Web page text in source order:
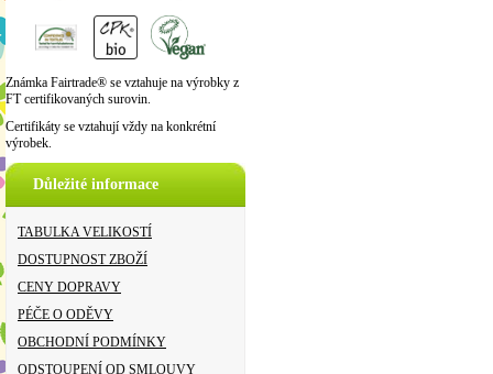
Známka Fairtrade® se vztahuje na výrobky z
FT certifikovaných surovin.
Certifikáty se vztahují vždy na konkrétní
výrobek.
Důležité informace
TABULKA VELIKOSTÍ
DOSTUPNOST ZBOŽÍ
CENY DOPRAVY
PÉČE O ODĚVY
OBCHODNÍ PODMÍNKY
ODSTOUPENÍ OD SMLOUVY